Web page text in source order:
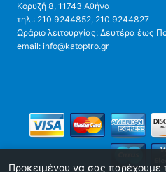
Κορυζή 8, 11743 Αθήνα
τηλ.: 210 9244852, 210 9244827
Ωράριο λειτουργίας: Δευτέρα έως
email: info@katoptro.gr
Προκειμένου να σας παρέχουμε